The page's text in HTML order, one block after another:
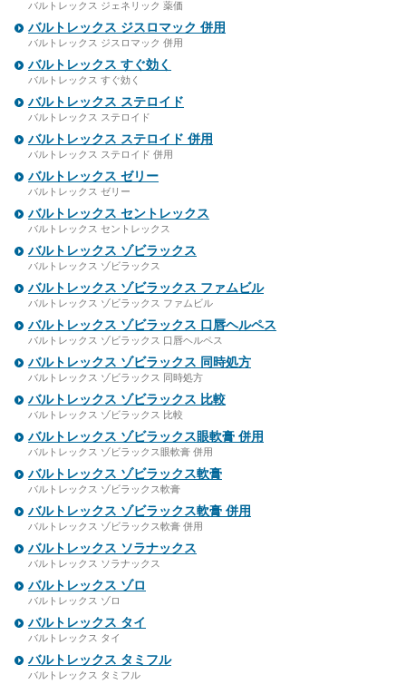
バルトレックス ジェネリック 薬価
バルトレックス ジスロマック 併用
バルトレックス ジスロマック 併用
バルトレックス すぐ効く
バルトレックス すぐ効く
バルトレックス ステロイド
バルトレックス ステロイド
バルトレックス ステロイド 併用
バルトレックス ステロイド 併用
バルトレックス ゼリー
バルトレックス ゼリー
バルトレックス セントレックス
バルトレックス セントレックス
バルトレックス ゾビラックス
バルトレックス ゾビラックス
バルトレックス ゾビラックス ファムビル
バルトレックス ゾビラックス ファムビル
バルトレックス ゾビラックス 口唇ヘルペス
バルトレックス ゾビラックス 口唇ヘルペス
バルトレックス ゾビラックス 同時処方
バルトレックス ゾビラックス 同時処方
バルトレックス ゾビラックス 比較
バルトレックス ゾビラックス 比較
バルトレックス ゾビラックス眼軟膏 併用
バルトレックス ゾビラックス眼軟膏 併用
バルトレックス ゾビラックス軟膏
バルトレックス ゾビラックス軟膏
バルトレックス ゾビラックス軟膏 併用
バルトレックス ゾビラックス軟膏 併用
バルトレックス ソラナックス
バルトレックス ソラナックス
バルトレックス ゾロ
バルトレックス ゾロ
バルトレックス タイ
バルトレックス タイ
バルトレックス タミフル
バルトレックス タミフル